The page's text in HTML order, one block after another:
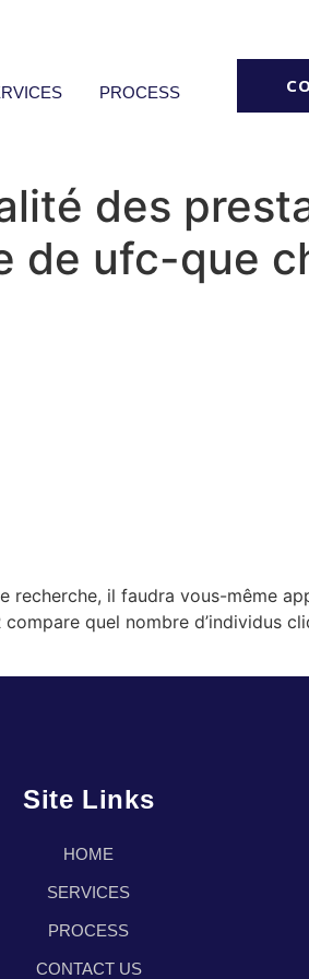
PROCESS
des
de ufc-que
il faudra vous-même
quel nombre d’individus
Site Links
HOME
SERVICES
PROCESS
CONTACT US